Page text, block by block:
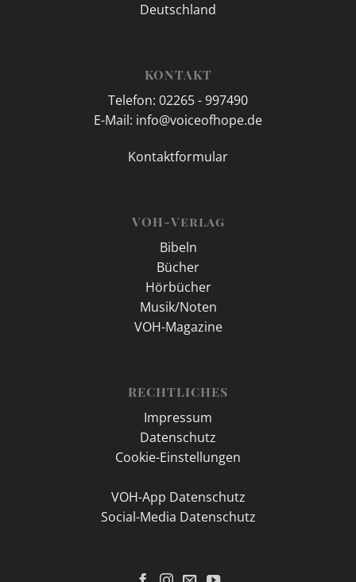
Deutschland
KONTAKT
Telefon: 02265 - 997490
E-Mail: info@voiceofhope.de
Kontaktformular
VOH-Verlag
Bibeln
Bücher
Hörbücher
Musik/Noten
VOH-Magazine
RECHTLICHES
Impressum
Datenschutz
Cookie-Einstellungen
VOH-App Datenschutz
Social-Media Datenschutz